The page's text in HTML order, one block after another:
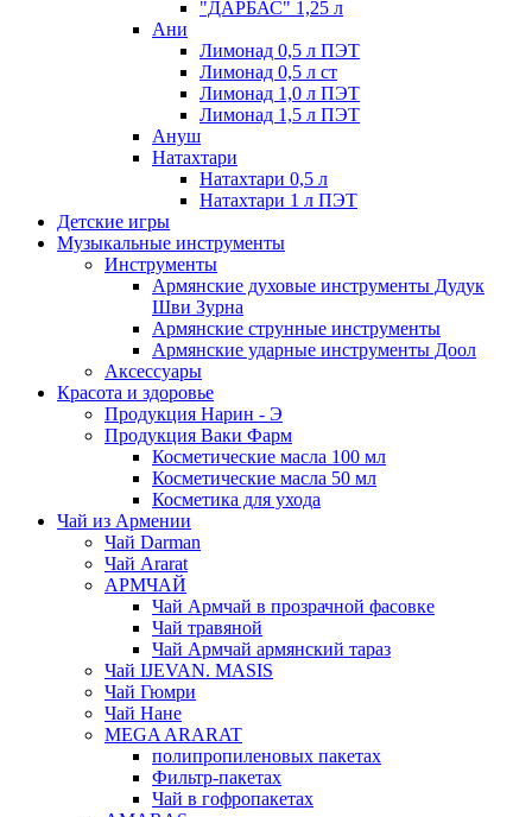
"ДАРБАС" 1,25 л
Ани
Лимонад 0,5 л ПЭТ
Лимонад 0,5 л ст
Лимонад 1,0 л ПЭТ
Лимонад 1,5 л ПЭТ
Ануш
Натахтари
Натахтари 0,5 л
Натахтари 1 л ПЭТ
Детские игры
Музыкальные инструменты
Инструменты
Армянские духовые инструменты Дудук
Шви Зурна
Армянские струнные инструменты
Армянские ударные инструменты Доол
Аксессуары
Красота и здоровье
Продукция Нарин - Э
Продукция Ваки Фарм
Косметические масла 100 мл
Косметические масла 50 мл
Косметика для ухода
Чай из Армении
Чай Darman
Чай Ararat
АРМЧАЙ
Чай Армчай в прозрачной фасовке
Чай травяной
Чай Армчай армянский тараз
Чай IJEVAN. MASIS
Чай Гюмри
Чай Нане
MEGA ARARAT
полипропиленовых пакетах
Фильтр-пакетах
Чай в гофропакетах